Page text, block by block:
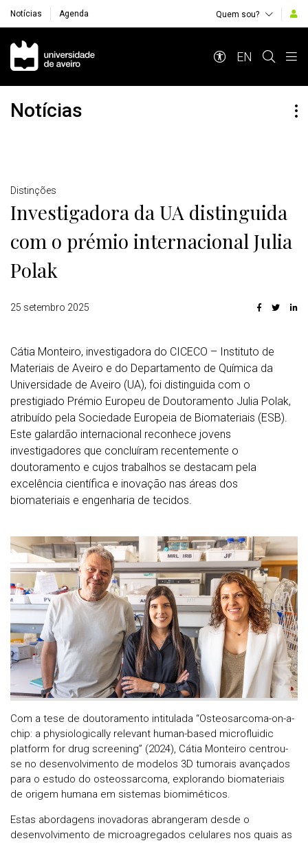
Notícias Agenda Quem sou?
Navegação Principal
EN
Notícias
Detalhes
Distinções
Investigadora da UA distinguida
com o prémio internacional Julia
Polak
25 setembro 2025
Cátia Monteiro, investigadora do CICECO – Instituto de
Materiais de Aveiro e do Departamento de Química da
Universidade de Aveiro (UA), foi distinguida com o
prestigiado Prémio Europeu de Doutoramento Julia Polak,
atribuído pela Sociedade Europeia de Biomateriais (ESB).
Este galardão internacional reconhece jovens
investigadores que concluíram recentemente o
doutoramento e cujos trabalhos se destacam pela
excelência científica e inovação nas áreas dos
biomateriais e engenharia de tecidos.
Com a tese de doutoramento intitulada “Osteosarcoma-on-a-
chip: a physiologically relevant human-based microfluidic
platform for drug screening” (2024), Cátia Monteiro centrou-
se no desenvolvimento de modelos 3D tumorais avançados
para o estudo do osteossarcoma, explorando biomateriais
de origem humana em sistemas biomiméticos.
Estas abordagens inovadoras abrangeram desde o
desenvolvimento de microagregados celulares nos quais as